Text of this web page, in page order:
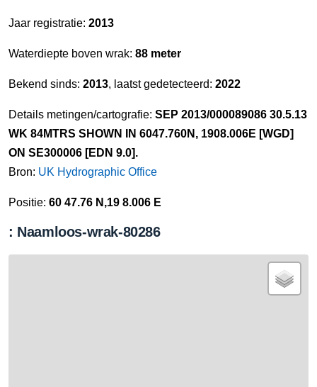
Jaar registratie: 2013
Waterdiepte boven wrak: 88 meter
Bekend sinds: 2013, laatst gedetecteerd: 2022
Details metingen/cartografie: SEP 2013/000089086 30.5.13
WK 84MTRS SHOWN IN 6047.760N, 1908.006E [WGD]
ON SE300006 [EDN 9.0].
Bron: UK Hydrographic Office
Positie: 60 47.76 N,19 8.006 E
: Naamloos-wrak-80286